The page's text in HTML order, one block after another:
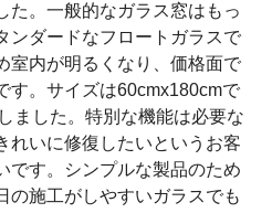
た。一般的なガラス窓はもっ
ンダードなフロートガラスで
室内が明るくなり、価格面で
す。サイズは60cmx180cmで
ました。特別な機能は必要な
れいに修復したいというお客
です。シンプルな製品のため
の施工がしやすいガラスでも